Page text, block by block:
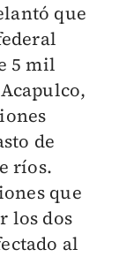
que
5 mil
de
ríos.
que
los dos
al